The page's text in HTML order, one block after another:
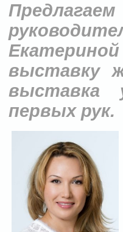
выставку
выставка
первых рук.